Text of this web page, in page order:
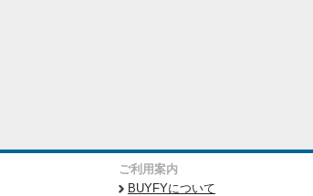
ご利用案内
BUYFYについて